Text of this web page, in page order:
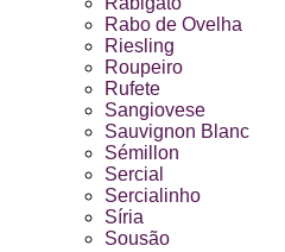
Rabo de Ovelha
Riesling
Roupeiro
Rufete
Sangiovese
Sauvignon Blanc
Sémillon
Sercial
Sercialinho
Síria
Sousão